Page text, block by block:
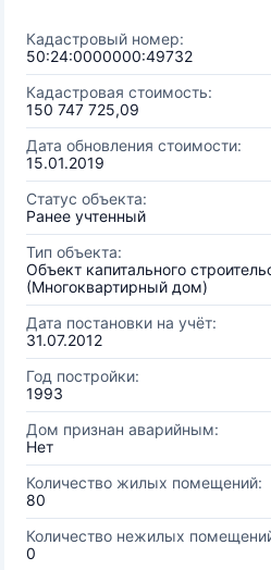
Кадастровый номер:
50:24:0000000:49732
Кадастровая стоимость:
150 747 725,09
Дата обновления стоимости:
15.01.2019
Статус объекта:
Ранее учтенный
Тип объекта:
Объект капитального
(Многоквартирный дом)
Дата постановки на учёт:
31.07.2012
Год постройки:
1993
Дом признан аварийным:
Нет
Количество жилых помещений:
80
Количество нежилых
0